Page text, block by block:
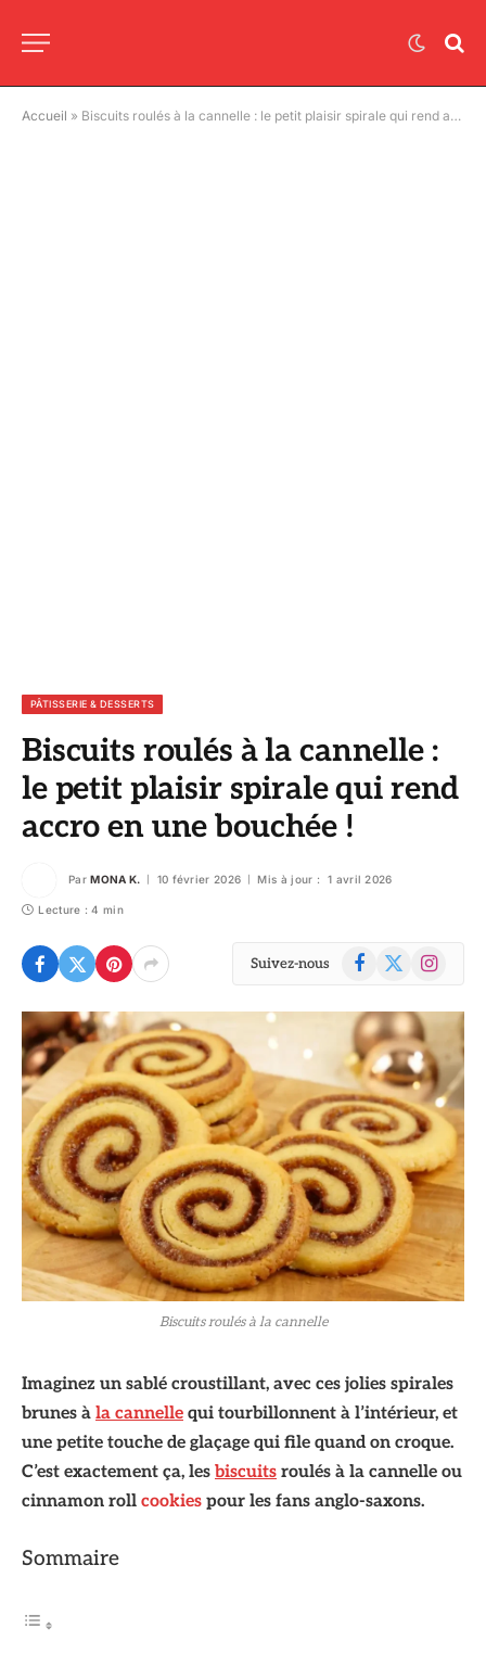
Accueil » Biscuits roulés à la cannelle : le petit plaisir spirale qui rend accro en une bouchée !
PÂTISSERIE & DESSERTS
Biscuits roulés à la cannelle :
le petit plaisir spirale qui rend
accro en une bouchée !
Par MONA K. 10 février 2026 Mis à jour : 1 avril 2026
Lecture : 4 min
Suivez-nous Facebook
X
Instagram
Biscuits roulés à la cannelle
Imaginez un sablé croustillant, avec ces jolies spirales
brunes à la cannelle qui tourbillonnent à l’intérieur, et
une petite touche de glaçage qui file quand on croque.
C’est exactement ça, les biscuits roulés à la cannelle ou
cinnamon roll cookies pour les fans anglo-saxons.
Sommaire